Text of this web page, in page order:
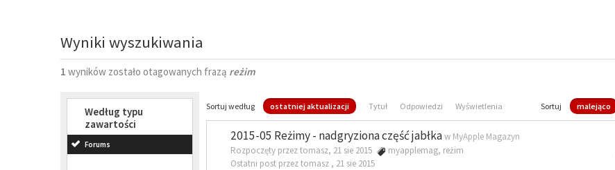
Wyniki wyszukiwania
1 wyników zostało otagowanych frazą reżim
Według typu
zawartości
Forums
Sortuj według ostatniej aktualizacji Tytuł Odpowiedzi Wyświetlenia Sortuj malejąco
2015-05 Reżimy - nadgryziona część jabłkaw MyApple Magazyn
Rozpoczęty przez tomasz, 21 sie 2015
myapplemag, reżim
Ostatni post przez tomasz , 21 sie 2015